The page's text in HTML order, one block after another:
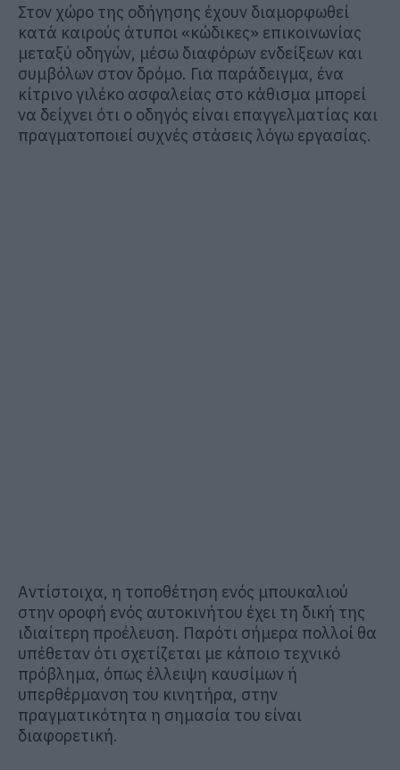
Στον χώρο της οδήγησης έχουν διαμορφωθεί
κατά καιρούς άτυποι «κώδικες» επικοινωνίας
μεταξύ οδηγών, μέσω διαφόρων ενδείξεων και
συμβόλων στον δρόμο. Για παράδειγμα, ένα
κίτρινο γιλέκο ασφαλείας στο κάθισμα μπορεί
να δείχνει ότι ο οδηγός είναι επαγγελματίας και
πραγματοποιεί συχνές στάσεις λόγω εργασίας.
Αντίστοιχα, η τοποθέτηση ενός μπουκαλιού
στην οροφή ενός αυτοκινήτου έχει τη δική της
ιδιαίτερη προέλευση. Παρότι σήμερα πολλοί θα
υπέθεταν ότι σχετίζεται με κάποιο τεχνικό
πρόβλημα, όπως έλλειψη καυσίμων ή
υπερθέρμανση του κινητήρα, στην
πραγματικότητα η σημασία του είναι
διαφορετική.